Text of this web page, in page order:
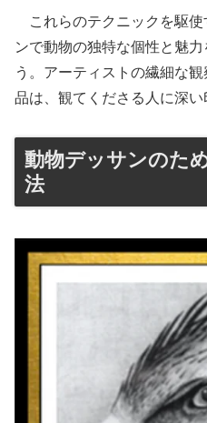
これらのテクニックを駆使
ンで動物の独特な個性と魅
う。アーティストの繊細な
品は、観てくださる人に深い
動物デッサンのた
法